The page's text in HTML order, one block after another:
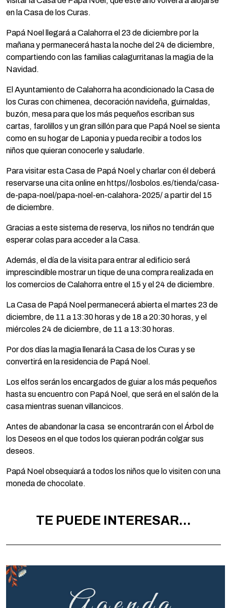
en la Casa de los Curas.
Papá Noel llegará a Calahorra el 23 de diciembre por la
mañana y permanecerá hasta la noche del 24 de diciembre,
compartiendo con las familias calagurritanas la magia de la
Navidad.
El Ayuntamiento de Calahorra ha acondicionado la Casa de
los Curas con chimenea, decoración navideña, guirnaldas,
buzón, mesa para que los más pequeños escriban sus
cartas, farolillos y un gran sillón para que Papá Noel se sienta
como en su hogar de Laponia y pueda recibir a todos los
niños que quieran conocerle y saludarle.
Para visitar esta Casa de Papá Noel y charlar con él deberá
reservarse una cita online en https//losbolos.es/tienda/casa-
de-papa-noel/papa-noel-en-calahora-2025/ a partir del 15
de diciembre.
Gracias a este sistema de reserva, los niños no tendrán que
esperar colas para acceder a la Casa.
Además, el día de la visita para entrar al edificio será
imprescindible mostrar un tique de una compra realizada en
los comercios de Calahorra entre el 15 y el 24 de diciembre.
La Casa de Papá Noel permanecerá abierta el martes 23 de
diciembre, de 11 a 13:30 horas y de 18 a 20:30 horas, y el
miércoles 24 de diciembre, de 11 a 13:30 horas.
Por dos días la magia llenará la Casa de los Curas y se
convertirá en la residencia de Papá Noel.
Los elfos serán los encargados de guiar a los más pequeños
hasta su encuentro con Papá Noel, que será en el salón de la
casa mientras suenan villancicos.
Antes de abandonar la casa se encontrarán con el Árbol de
los Deseos en el que todos los quieran podrán colgar sus
deseos.
Papá Noel obsequiará a todos los niños que lo visiten con una
moneda de chocolate.
TE PUEDE INTERESAR...